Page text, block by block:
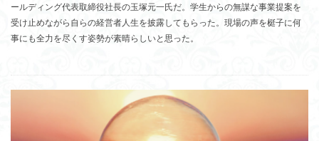
ールディング代表取締役社長の玉塚元一氏だ。学生からの無謀な事業提案を
受け止めながら自らの経営者人生を披露してもらった。現場の声を梃子に何
事にも全力を尽くす姿勢が素晴らしいと思った。